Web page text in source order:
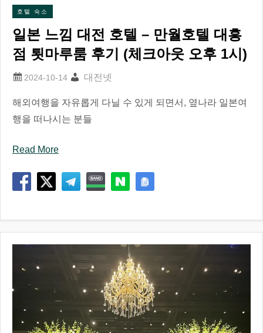
호텔 숙소
일본 느낌 대전 호텔 – 만월호텔 대흥
점 툇마루룸 후기 (체크아웃 오후 1시)
대전넷
해외여행을 자유롭게 다닐 수 있게 되면서, 옆나라 일본여
행을 떠나시는 분들
Read More